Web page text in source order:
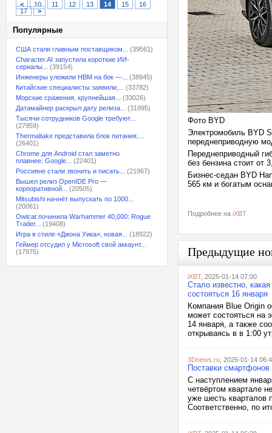
< 10 11 12 13 14 15
16
17
>
Популярные
США стали главным поставщиком...
(39561)
Character.AI запустила короткие ИИ-
сериалы...
(39154)
Инженеры уложили HBM на бок —...
(38945)
Китайские специалисты заявили,...
(33782)
Морские сражения, крупнейшая...
(33026)
Датамайнер раскрыл дату релиза...
(31995)
Тысячи сотрудников Google требуют...
(27959)
Thermaltake представила блок питания,...
(26401)
Chrome для Android стал заметно
плавнее: Google...
(22401)
Россияне стали звонить и писать...
(21967)
Вышел релиз OpenIDE Pro —
корпоративной...
(20505)
Mitsubishi начнёт выпускать по 1000...
(20061)
Owlcat починила Warhammer 40,000: Rogue
Trader...
(19408)
Игра в стиле «Джона Уика», новая...
(18922)
Геймер отсудил у Microsoft свой аккаунт...
(17975)
Фото BYD
Электромобиль BYD
переднеприводную
Переднеприводный
без бензина стоит от
Бизнес-седан BYD
565 км и богатым
Подробнее на iXBT
Предыдущие
iXBT, 2025-01-14 07:00
Стало известно,
состояться 16 января
Компания Blue Origin
может состояться на
14 января, а также
открываясь в в 1:00
3Dnews.ru , 2025-01-14
Поставки
С наступлением
четвёртом квартале
уже шесть кварталов
Соответственно, по